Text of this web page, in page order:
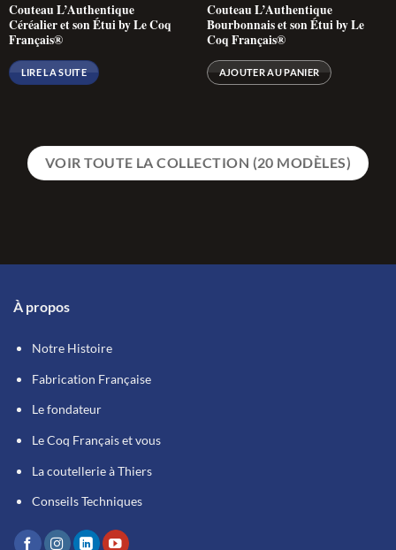
Couteau L’Authentique
Céréalier et son Étui by Le Coq
Français®
LIRE LA SUITE
Couteau L’Authentique
Bourbonnais et son Étui by Le
Coq Français®
AJOUTER AU PANIER
VOIR TOUTE LA COLLECTION (20 MODÈLES)
À propos
Notre Histoire
Fabrication Française
Le fondateur
Le Coq Français et vous
La coutellerie à Thiers
Conseils Techniques